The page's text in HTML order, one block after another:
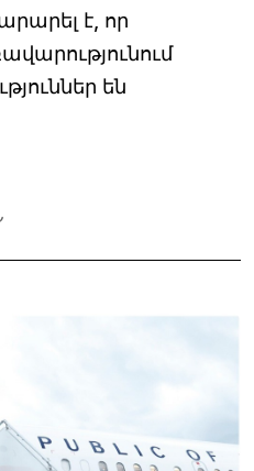
է, որ
են